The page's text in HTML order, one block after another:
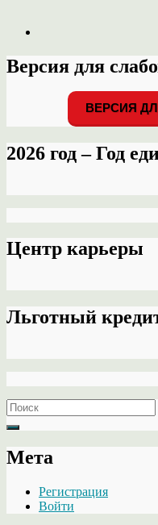
Версия для
ВЕРСИЯ
2026 год – Год
Центр карьеры
Льготный
Search
for:
Мета
Регистрация
Войти